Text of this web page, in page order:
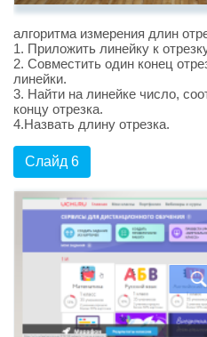
алгоритма измерения длин
1. Приложить линейку к
2. Совместить один конец
линейки.
3. Найти на линейке число,
концу отрезка.
4.Назвать длину отрезка.
Слайд 6